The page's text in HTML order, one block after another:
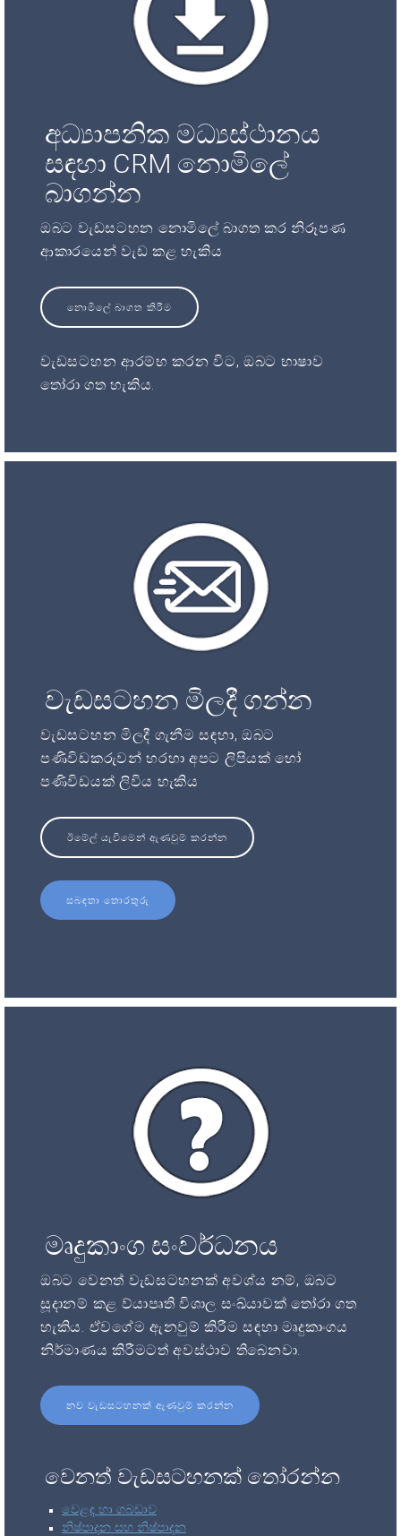
අධ්‍යාපනික මධ්‍යස්ථානය
සඳහා CRM නොමිලේ
බාගන්න
ඔබට වැඩසටහන නොමිලේ බාගත කර නිරූපණ
ආකාරයෙන් වැඩ කළ හැකිය
නොමිලේ බාගත කිරීම
වැඩසටහන ආරම්භ කරන විට, ඔබට භාෂාව
තෝරා ගත හැකිය.
වැඩසටහන මිලදී ගන්න
වැඩසටහන මිලදී ගැනීම සඳහා, ඔබට
පණිවිඩකරුවන් හරහා අපට ලිපියක් හෝ
පණිවිඩයක් ලිවිය හැකිය
ඊමේල් යැවීමෙන් ඇණවුම් කරන්න
සබඳතා තොරතුරු
මෘදුකාංග සංවර්ධනය
ඔබට වෙනත් වැඩසටහනක් අවශ්ය නම්, ඔබට
සූදානම් කළ ව්යාපෘති විශාල සංඛ්යාවක් තෝරා ගත
හැකිය. ඒවගේම ඇනවුම් කිරීම සඳහා මෘදුකාංගය
නිර්මාණය කිරීමටත් අවස්ථාව තිබෙනවා.
නව වැඩසටහනක් ඇණවුම් කරන්න
වෙනත් වැඩසටහනක් තෝරන්න
වෙළඳ හා ගබඩාව
නිෂ්පාදන සහ නිෂ්පාදන